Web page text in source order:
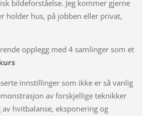
bildeforståelse. Jeg kommer gjerne
holder hus, på jobben eller privat,
opplegg med 4 samlinger som et
innstillinger som ikke er så vanlig
av forskjellige teknikker
av hvitbalanse, eksponering og